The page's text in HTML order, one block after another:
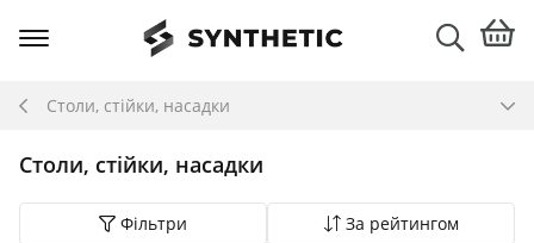
Столи, стійки, насадки
Столи, стійки, насадки
Фільтри За рейтингом